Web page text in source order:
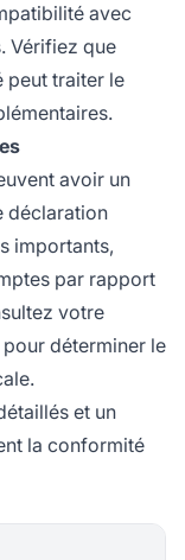
avec
Vérifiez que
peut traiter le
avoir un
déclaration
importants,
par rapport
votre
déterminer le
et un
la conformité